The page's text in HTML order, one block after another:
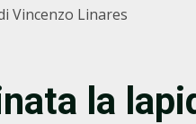
Vincenzo Linares
la